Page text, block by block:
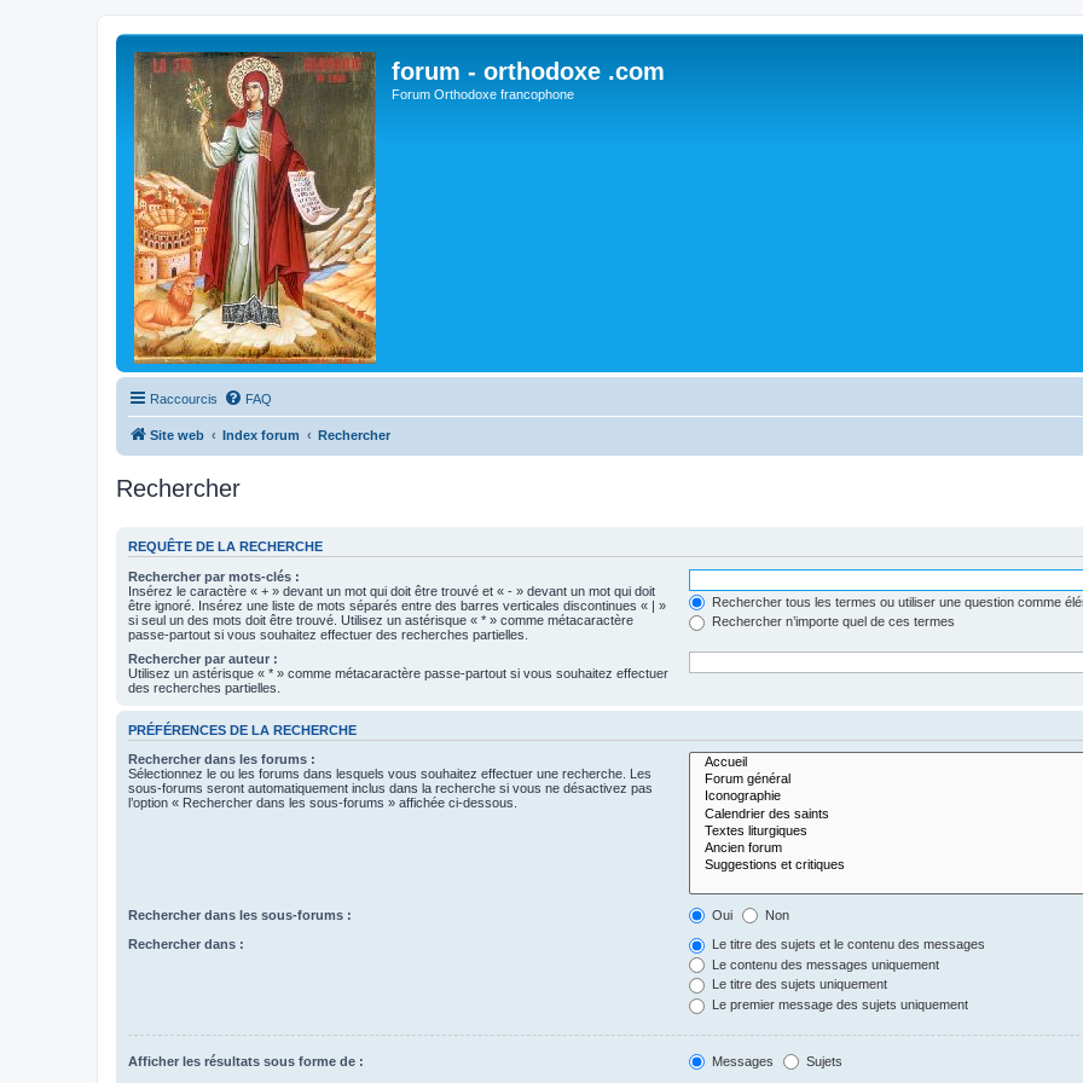
forum - orthodoxe .com
Forum Orthodoxe francophone
Raccourcis FAQ
Site web Index forum Rechercher
Rechercher
REQUÊTE DE LA RECHERCHE
Rechercher par mots-clés :
Insérez le caractère « + » devant un mot qui doit être trouvé et « - » devant un mot qui doit
être ignoré. Insérez une liste de mots séparés entre des barres verticales discontinues « | »
si seul un des mots doit être trouvé. Utilisez un astérisque « * » comme métacaractère
passe-partout si vous souhaitez effectuer des recherches partielles.
Rechercher tous les termes ou utiliser une question comme
Rechercher n’importe quel de ces termes
Rechercher par auteur :
Utilisez un astérisque « * » comme métacaractère passe-partout si vous souhaitez effectuer
des recherches partielles.
PRÉFÉRENCES DE LA RECHERCHE
Rechercher dans les forums :
Sélectionnez le ou les forums dans lesquels vous souhaitez effectuer une recherche. Les
sous-forums seront automatiquement inclus dans la recherche si vous ne désactivez pas
l’option « Rechercher dans les sous-forums » affichée ci-dessous.
Rechercher dans les sous-forums : Oui Non
Rechercher dans :
Le titre des sujets et le contenu des messages
Le contenu des messages uniquement
Le titre des sujets uniquement
Le premier message des sujets uniquement
Afficher les résultats sous forme de : Messages Sujets